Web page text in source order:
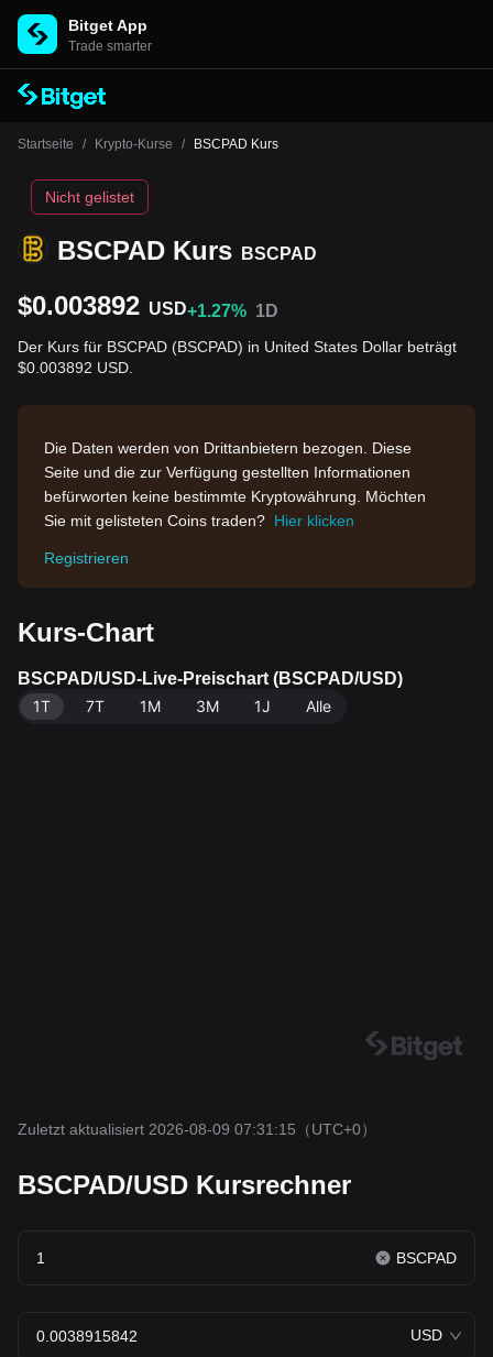
Bitget App
Trade smarter
Startseite / Krypto-Kurse / BSCPAD Kurs
BSCPAD Kurs BSCPAD
Nicht gelistet
$0.003892 USD+1.27% 1D
Der Kurs für BSCPAD (BSCPAD) in United States Dollar beträgt
$0.003892 USD.
Die Daten werden von Drittanbietern bezogen. Diese
Seite und die zur Verfügung gestellten Informationen
befürworten keine bestimmte Kryptowährung. Möchten
Sie mit gelisteten Coins traden? Hier klicken
Registrieren
Kurs-Chart
BSCPAD/USD-Live-Preischart (BSCPAD/USD)
1T
7T 1M 3M 1J Alle
Zuletzt aktualisiert 2026-08-09 07:31:15 （UTC+0）
BSCPAD/USD Kursrechner
BSCPAD
USD